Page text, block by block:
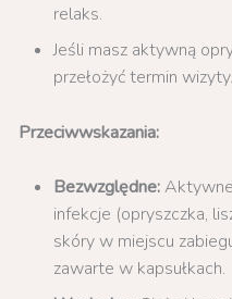
relaks.
Jeśli masz aktywną
przełożyć termin wizyty.
Przeciwwskazania:
Bezwzględne:
infekcje (opryszczka,
skóry w miejscu
zawarte w kapsułkach.